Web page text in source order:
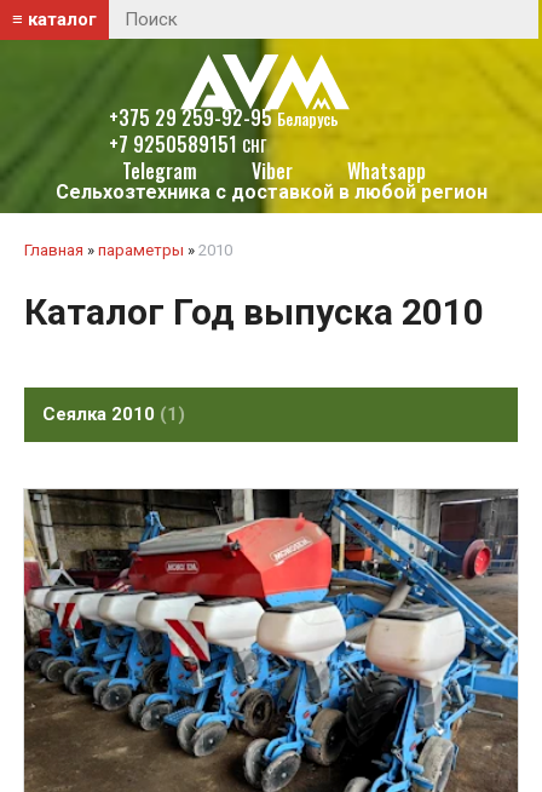
≡ каталог
+375 29 259-92-95Беларусь
+7 9250589151 СНГ
Telegram Viber Whatsapp
Сельхозтехника с доставкой в любой регион
Главная » параметры » 2010
Каталог Год выпуска 2010
Сеялка 2010 1